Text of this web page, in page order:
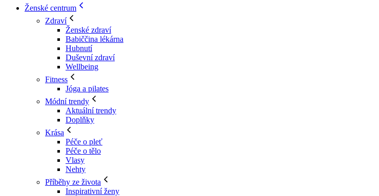
Ženské centrum
Zdraví
Ženské zdraví
Babiččina lékárna
Hubnutí
Duševní zdraví
Wellbeing
Fitness
Jóga a pilates
Módní trendy
Aktuální trendy
Doplňky
Krása
Péče o pleť
Péče o tělo
Vlasy
Nehty
Příběhy ze života
Inspirativní ženy